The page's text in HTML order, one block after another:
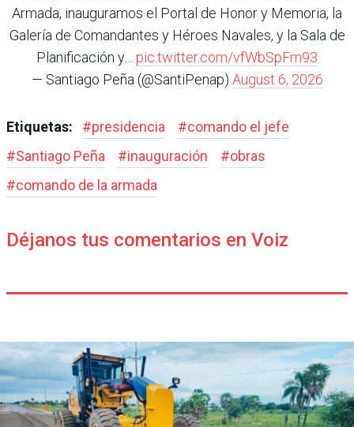
Armada, inauguramos el Portal de Honor y Memoria, la
Galería de Comandantes y Héroes Navales, y la Sala de
Planificación y… pic.twitter.com/vfWbSpFm93
— Santiago Peña (@SantiPenap) August 6, 2026
Etiquetas: #presidencia #comando el jefe
#Santiago Peña #inauguración #obras
#comando de la armada
Déjanos tus comentarios en Voiz